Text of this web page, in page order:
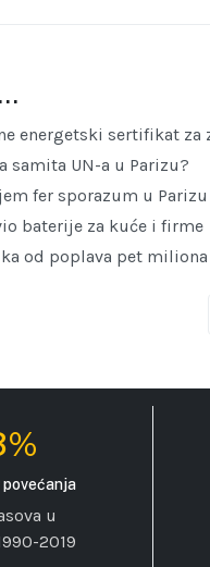
energetski sertifikat za
samita UN-a u Parizu?
fer sporazum u Parizu
baterije za kuće i firme
od poplava pet
u
2019